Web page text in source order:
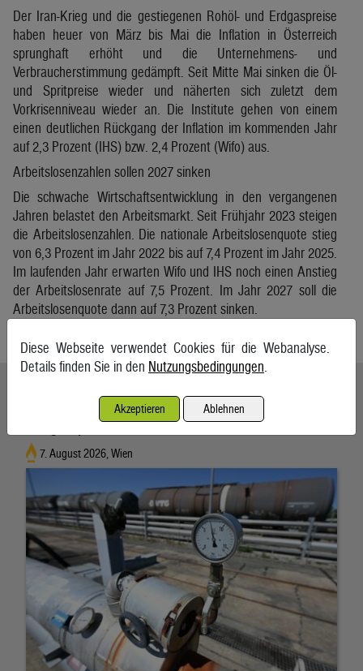
Der Iran-Krieg und die gestiegenen Rohöl- und Erdgaspreise
haben heuer von März bis Mai die Inflation in Österreich
sprunghaft erhöht und die Unternehmens- und
Verbraucherstimmung gedämpft. Seit Mitte Mai sinken die Öl-
und Spritpreise wieder und näherten sich zuletzt dem
Vorkrisenniveau wieder an. Die Institute gehen von einem
einen deutlichen Rückgang der Inflation im kommenden Jahr
auf 2,3 Prozent (IHS) bzw. 2,4 Prozent (Wifo) aus.
Arbeitslosenzahlen sollen 2027 sinken
Die schwache Wirtschaftsentwicklung in den vergangenen
Jahren belastet den Arbeitsmarkt. Seit Frühjahr 2023 steigen
die Arbeitslosenzahlen. Die nationale Arbeitslosenquote stieg
von 6,3 Prozent im Jahr 2022 bis auf 7,4 Prozent im Jahr 2025.
Im laufenden Jahr erwarten Wifo und IHS noch einen Anstieg
der Arbeitslosenrate auf 7,5 Prozent. Im Jahr 2027 soll die
Arbeitslosenquote dann auf 7,3 Prozent sinken.
7. August 2026, Wien
Diese Webseite verwendet Cookies für die Webanalyse.
Details finden Sie in den Nutzungsbedingungen
Akzeptieren Ablehnen